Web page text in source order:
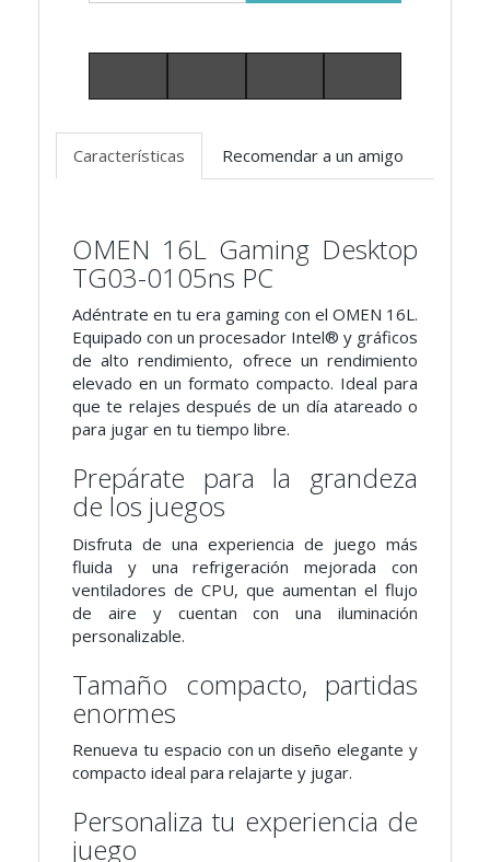
Características Recomendar a un amigo
OMEN 16L Gaming Desktop
TG03-0105ns PC
Adéntrate en tu era gaming con el OMEN 16L.
Equipado con un procesador Intel® y gráficos
de alto rendimiento, ofrece un rendimiento
elevado en un formato compacto. Ideal para
que te relajes después de un día atareado o
para jugar en tu tiempo libre.
Prepárate para la grandeza
de los juegos
Disfruta de una experiencia de juego más
fluida y una refrigeración mejorada con
ventiladores de CPU, que aumentan el flujo
de aire y cuentan con una iluminación
personalizable.
Tamaño compacto, partidas
enormes
Renueva tu espacio con un diseño elegante y
compacto ideal para relajarte y jugar.
Personaliza tu experiencia de
juego